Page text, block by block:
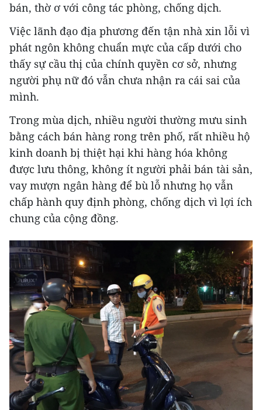
bán, thờ ơ với công tác phòng, chống dịch.
Việc lãnh đạo địa phương đến tận nhà xin lỗi vì
phát ngôn không chuẩn mực của cấp dưới cho
thấy sự cầu thị của chính quyền cơ sở, nhưng
người phụ nữ đó vẫn chưa nhận ra cái sai của
mình.
Trong mùa dịch, nhiều người thường mưu sinh
bằng cách bán hàng rong trên phố, rất nhiều hộ
kinh doanh bị thiệt hại khi hàng hóa không
được lưu thông, không ít người phải bán tài sản,
vay mượn ngân hàng để bù lỗ nhưng họ vẫn
chấp hành quy định phòng, chống dịch vì lợi ích
chung của cộng đồng.